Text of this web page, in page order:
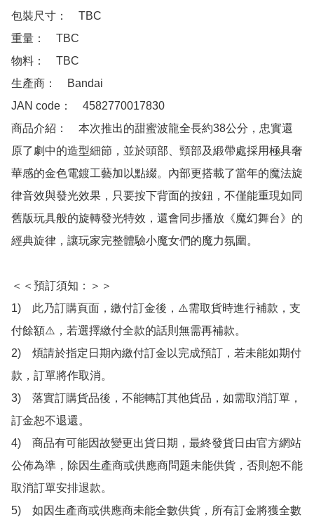
包裝尺寸：　TBC
重量：　TBC
物料：　TBC
生產商：　Bandai
JAN code：　4582770017830
商品介紹：　本次推出的甜蜜波龍全長約38公分，忠實還
原了劇中的造型細節，並於頭部、頸部及緞帶處採用極具奢
華感的金色電鍍工藝加以點綴。內部更搭載了當年的魔法旋
律音效與發光效果，只要按下背面的按鈕，不僅能重現如同
舊版玩具般的旋轉發光特效，還會同步播放《魔幻舞台》的
經典旋律，讓玩家完整體驗小魔女們的魔力氛圍。
＜＜預訂須知：＞＞
1)　此乃訂購頁面，繳付訂金後，⚠️需取貨時進行補款，支
付餘額⚠️，若選擇繳付全款的話則無需再補款。
2)　煩請於指定日期內繳付訂金以完成預訂，若未能如期付
款，訂單將作取消。
3)　落實訂購貨品後，不能轉訂其他貨品，如需取消訂單，
訂金恕不退還。
4)　商品有可能因故變更出貨日期，最終發貨日由官方網站
公佈為準，除因生產商或供應商問題未能供貨，否則恕不能
取消訂單安排退款。
5)　如因生產商或供應商未能全數供貨，所有訂金將獲全數